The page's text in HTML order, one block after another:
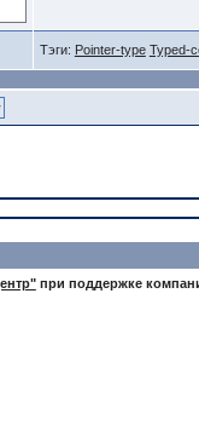
Тэги: Pointer-type Typed-
при поддержке